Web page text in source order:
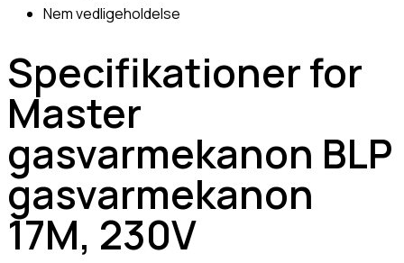
Nem vedligeholdelse
Specifikationer for
Master
gasvarmekanon BLP
gasvarmekanon
17M, 230V